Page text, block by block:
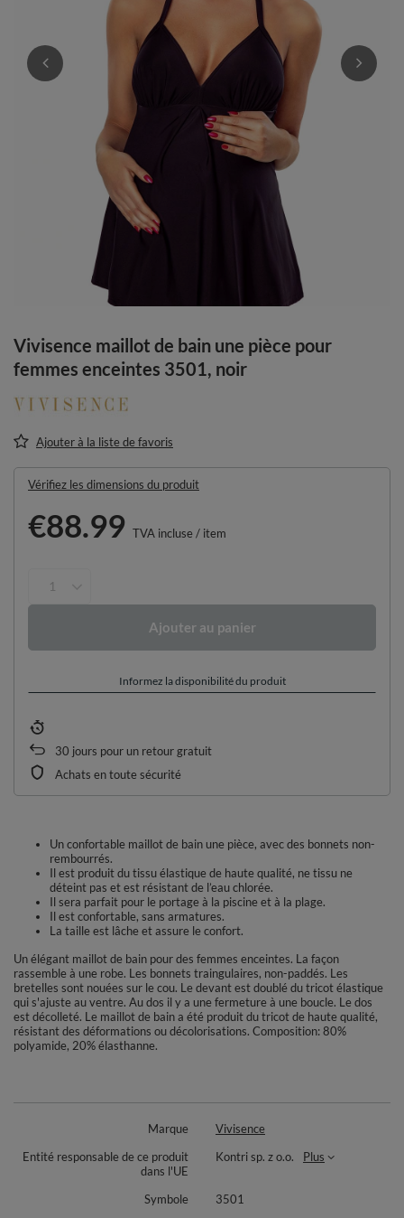
Vivisence maillot de bain une pièce pour
femmes enceintes 3501, noir
Ajouter à la liste de favoris
Vérifiez les dimensions du produit
€88.99 TVA incluse/ item
Ajouter au panier
Informez la disponibilité du produit
30 jours pour un retour gratuit
Achats en toute sécurité
Un confortable maillot de bain une pièce, avec des bonnets non-
rembourrés.
Il est produit du tissu élastique de haute qualité, ne tissu ne
déteint pas et est résistant de l’eau chlorée.
Il sera parfait pour le portage à la piscine et à la plage.
Il est confortable, sans armatures.
La taille est lâche et assure le confort.
Un élégant maillot de bain pour des femmes enceintes. La façon
rassemble à une robe. Les bonnets traingulaires, non-paddés. Les
bretelles sont nouées sur le cou. Le devant est doublé du tricot élastique
qui s'ajuste au ventre. Au dos il y a une fermeture à une boucle. Le dos
est décolleté. Le maillot de bain a été produit du tricot de haute qualité,
résistant des déformations ou décolorisations. Composition: 80%
polyamide, 20% élasthanne.
Marque
Vivisence
Entité responsable de ce produit
dans l'UE
Kontri sp. z o.o. Plus
Symbole
3501